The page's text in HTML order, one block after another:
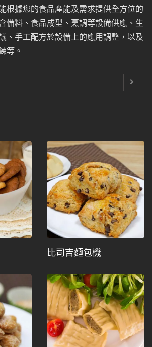
根據您的食品產能及需求提供全方位的
備料、食品成型、烹調等設備供應、生
、手工配方於設備上的應用調整，以及
等。
比司吉麵包機